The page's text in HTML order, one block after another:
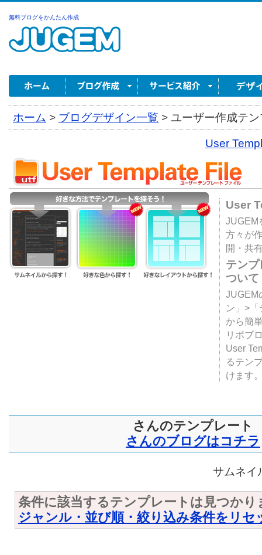
無料ブログをかんたん作成
ホーム > ブログデザイン一覧 > ユーザー作成テ
User
User
JUGEM
方々が
開・共
テン
ついて
JUGEM
ン」>
から簡
リポブ
User
るテン
けます
さんのテンプレート
さんのブログはコチラ
サムネイ
条件に該当するテンプレートは見つかり
ジャンル・並び順・絞り込み条件をリセ